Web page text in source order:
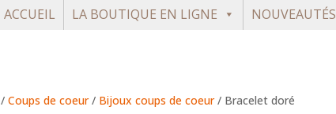
ACCUEIL LA BOUTIQUE EN LIGNE NOUVEAUTÉS
/Coups de coeur/ Bijoux coups de coeur/ Bracelet doré